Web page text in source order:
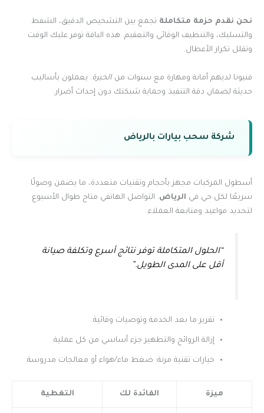
نحن نقدم حزمة متكاملة تجمع بين التشخيص الدقيق، الشفط
والتسليك، والتنظيف الوقائي والتعقيم. هذه الباقة توفر عليك الوقت
وتقلل تكرار الأعطال.
فنيونا لديهم أمانة ومهارة مع سنوات من الخبرة. يعملون بأساليب
حديثة لضمان دقة التنفيذ وحماية شبكتك دون إحداث أضرار.
شركة سحب بيارات بالرياض
أسطول المركبات مجهز بأحجام وتقنيات متعددة، ما يضمن وصولًا
سريعًا لكل حي في الرياض. التواصل الهاتفي متاح طوال الأسبوع
لتحديد مواعيد ومتابعة العملاء.
“الحلول المتكاملة توفر نتائج أسرع وتكلفة صيانة
أقل على المدى الطويل.”
تقرير ما بعد الخدمة وتوصيات وقائية.
إزالة الروائح والتطهير جزء أساسي من كل عملية.
خيارات تقنية مرنة: ضغط ماء/هواء أو معالجات مدروسة.
ميزة الفائدة لك التغطية